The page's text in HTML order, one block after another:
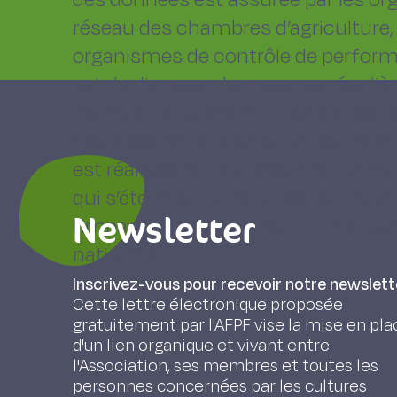
réseau des chambres
organismes de contrôle de
est de disposer de mesures
est réalisée par le MASA, avec
qui s’étend sur une durée de cinq
l’impact du changement
nationale.
Newsletter
Inscrivez-vous pour recevoir notre
Cette lettre électronique proposée
gratuitement par l'AFPF vise la mise en
d'un lien organique et vivant entre
l'Association, ses membres et toutes les
personnes concernées par les cultures